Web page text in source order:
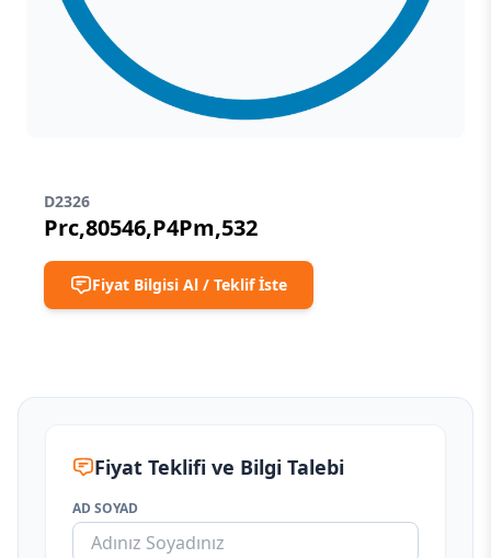
D2326
Prc,80546,P4Pm,532
Fiyat Bilgisi Al / Teklif İste
Fiyat Teklifi ve Bilgi Talebi
AD SOYAD